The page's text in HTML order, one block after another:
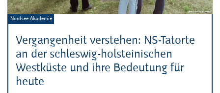
Vergangenheit verstehen: NS-Tatorte
an der schleswig-holsteinischen
Westküste und ihre Bedeutung für
heute
Veranstalter:
Nordsee Akademie